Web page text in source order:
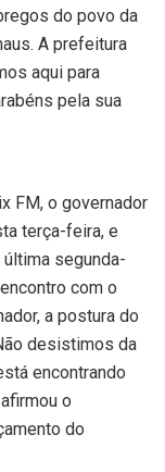
do povo da
A prefeitura
aqui para
pela sua
FM, o governador
terça-feira, e
segunda-
com o
a postura do
desistimos da
encontrando
o
do